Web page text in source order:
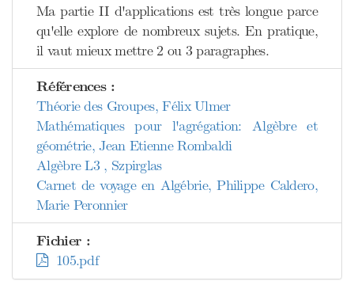
Ma partie II d'applications est très longue parce
qu'elle explore de nombreux sujets. En pratique,
il vaut mieux mettre 2 ou 3 paragraphes.
Références :
Théorie des Groupes, Félix Ulmer
Mathématiques pour l'agrégation: Algèbre et
géométrie, Jean Etienne Rombaldi
Algèbre L3 , Szpirglas
Carnet de voyage en Algébrie, Philippe Caldero,
Marie Peronnier
Fichier :
105.pdf